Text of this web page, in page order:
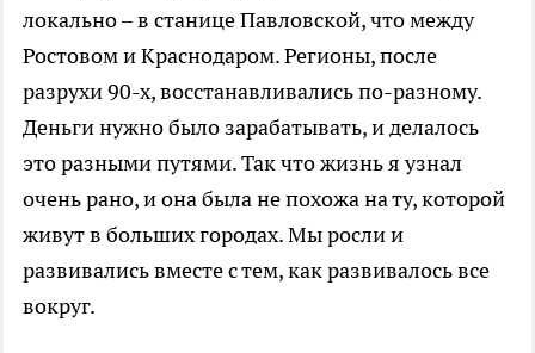
локально – в станице Павловской, что между
Ростовом и Краснодаром. Регионы, после
разрухи 90-х, восстанавливались по-разному.
Деньги нужно было зарабатывать, и делалось
это разными путями. Так что жизнь я узнал
очень рано, и она была не похожа на ту, которой
живут в больших городах. Мы росли и
развивались вместе с тем, как развивалось все
вокруг.